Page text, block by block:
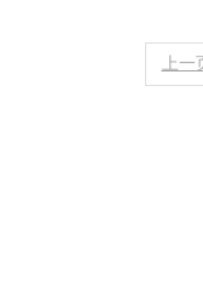
上一